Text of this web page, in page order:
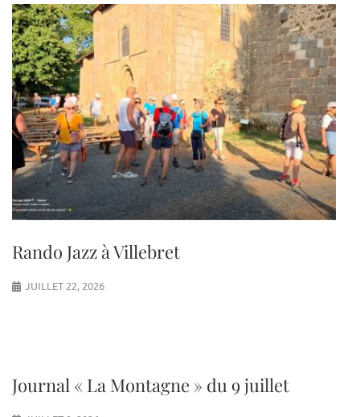
Rando Jazz à Villebret
JUILLET 22, 2026
Journal « La Montagne » du 9 juillet